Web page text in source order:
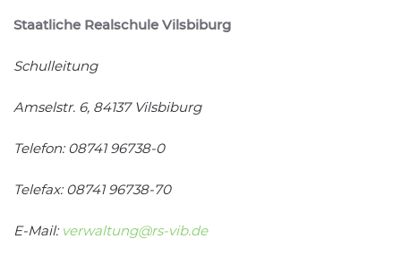
Staatliche Realschule Vilsbiburg
Schulleitung
Amselstr. 6, 84137 Vilsbiburg
Telefon:08741 96738-0
Telefax:08741 96738-70
E-Mail: verwaltung@rs-vib.de